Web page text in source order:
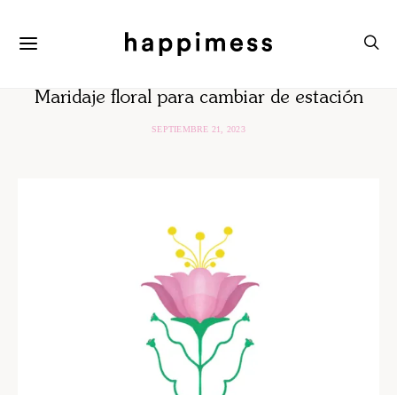
Maridaje floral para cambiar de estación
SEPTIEMBRE 21, 2023